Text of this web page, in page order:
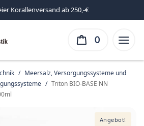
Korallenversand ab 250,-€
0
/ Meersalz, Versorgungssysteme und
/ Triton BIO-BASE NN
Angebot!